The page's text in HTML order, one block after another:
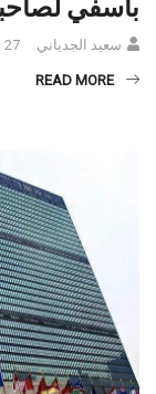
سعيد الجدياني 27 فبراير، 2023
READ MORE